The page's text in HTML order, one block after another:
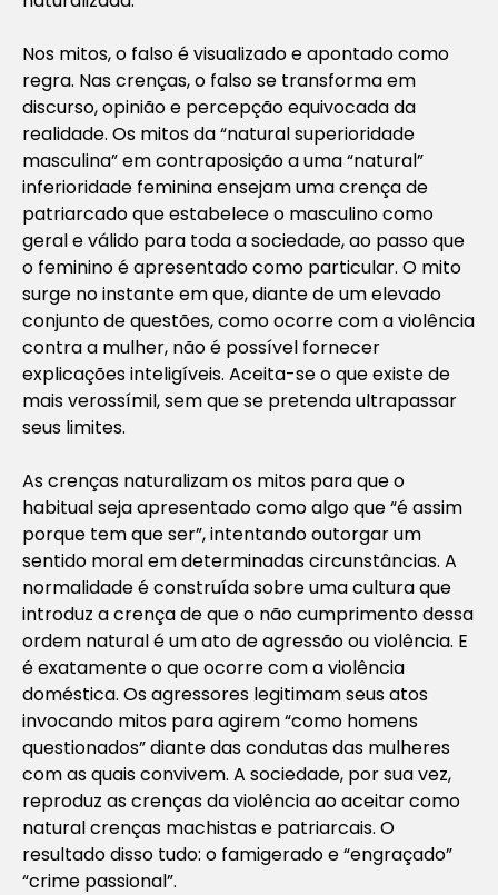
Nos mitos, o falso é visualizado e apontado como
regra. Nas crenças, o falso se transforma em
discurso, opinião e percepção equivocada da
realidade. Os mitos da “natural superioridade
masculina” em contraposição a uma “natural”
inferioridade feminina ensejam uma crença de
patriarcado que estabelece o masculino como
geral e válido para toda a sociedade, ao passo que
o feminino é apresentado como particular. O mito
surge no instante em que, diante de um elevado
conjunto de questões, como ocorre com a violência
contra a mulher, não é possível fornecer
explicações inteligíveis. Aceita-se o que existe de
mais verossímil, sem que se pretenda ultrapassar
seus limites.
As crenças naturalizam os mitos para que o
habitual seja apresentado como algo que “é assim
porque tem que ser”, intentando outorgar um
sentido moral em determinadas circunstâncias. A
normalidade é construída sobre uma cultura que
introduz a crença de que o não cumprimento dessa
ordem natural é um ato de agressão ou violência. E
é exatamente o que ocorre com a violência
doméstica. Os agressores legitimam seus atos
invocando mitos para agirem “como homens
questionados” diante das condutas das mulheres
com as quais convivem. A sociedade, por sua vez,
reproduz as crenças da violência ao aceitar como
natural crenças machistas e patriarcais. O
resultado disso tudo: o famigerado e “engraçado”
“crime passional”.